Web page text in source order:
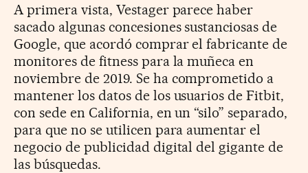
A primera vista, Vestager parece haber
sacado algunas concesiones sustanciosas de
Google, que acordó comprar el fabricante de
monitores de fitness para la muñeca en
noviembre de 2019. Se ha comprometido a
mantener los datos de los usuarios de Fitbit,
con sede en California, en un “silo” separado,
para que no se utilicen para aumentar el
negocio de publicidad digital del gigante de
las búsquedas.